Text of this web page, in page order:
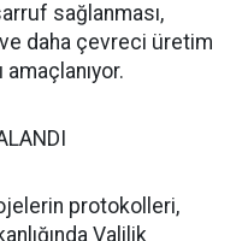
sağlanması,
daha çevreci üretim
amaçlanıyor.
protokolleri,
Valilik